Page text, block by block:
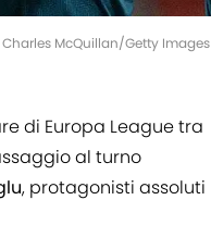
Charles McQuillan/Getty Images
di Europa League tra
al turno
, protagonisti assoluti